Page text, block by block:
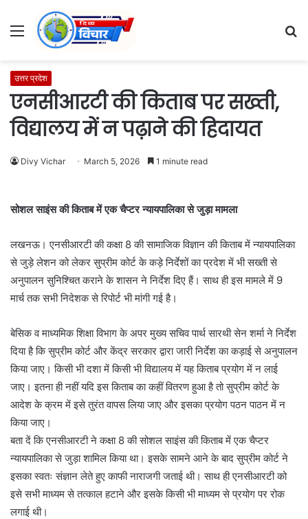
Menu
उत्तर प्रदेश
एनसीआरटी की किताब पर सख्ती,
विद्यालय में न पढ़ाने की हिदायत
Divy Vichar March 5, 2026 1 minute read
सोशल साइंस की किताब में एक चैप्टर न्यायपालिका से जुड़ा मामला
लखनऊ। एनसीआरटी की कक्षा 8 की सामाजिक विज्ञान की किताब में न्यायपालिका
से जुड़े लेशन को लेकर सुप्रीम कोर्ट के कड़े निर्देशों का प्रदेश में भी सख्ती से
अनुपालन सुनिश्चित कराने के शासन ने निर्देश दिए हैं। साथ ही इस मामले में 9
मार्च तक सभी निदेशक से रिपोर्ट भी मांगी गई है।
बेसिक व माध्यमिक शिक्षा विभाग के अपर मुख्य सचिव पार्थ सारथी सेन शर्मा ने निर्देश
दिया है कि सुप्रीम कोर्ट और केंद्र सरकार द्वारा जारी निर्देश का कड़ाई से अनुपालन
किया जाए। किसी भी दशा में किसी भी विद्यालय में यह किताब प्रयोग में न लाई
जाए। इतना ही नहीं यदि इस किताब का कहीं वितरण हुआ है तो सुप्रीम कोर्ट के
आदेश के क्रम में इसे तुरंत वापस लिया जाए और इसका प्रयोग पठन पाठन में न
किया जाए।
बता दें कि एनसीआरटी ने कक्षा 8 की सोशल साइंस की किताब में एक चैप्टर
न्यायपालिका से जुड़ा शामिल किया था। इसके सामने आने के बाद सुप्रीम कोर्ट ने
इसका स्वतः संज्ञान लेते हुए काफी नाराजगी जताई थी। साथ ही एनसीआरटी को
इसे सभी माध्यम से तत्काल हटाने और इसके किसी भी माध्यम से प्रयोग पर रोक
लगाई थी।